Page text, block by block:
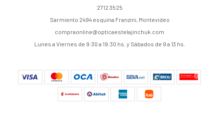
2712 3525
Sarmiento 2494 esquina Franzini, Montevideo
compraonline@opticaestelajinchuk.com
Lunes a Viernes de 9:30 a 19:30 hs. y Sábados de 9 a 13 hs.